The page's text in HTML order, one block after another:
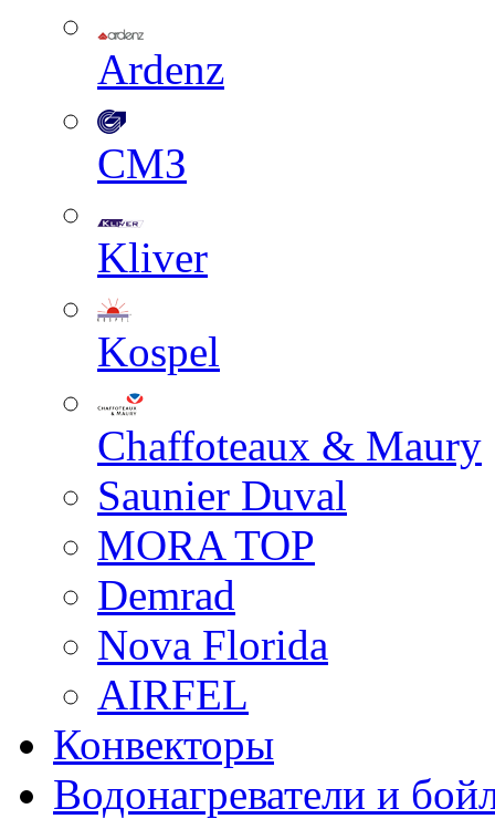
Ardenz
СМЗ
Kliver
Kospel
Chaffoteaux & Maury
Saunier Duval
MORA TOP
Demrad
Nova Florida
AIRFEL
Конвекторы
Водонагреватели и